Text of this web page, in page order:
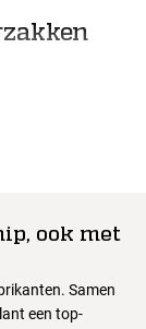
ook met
Samen
een top-